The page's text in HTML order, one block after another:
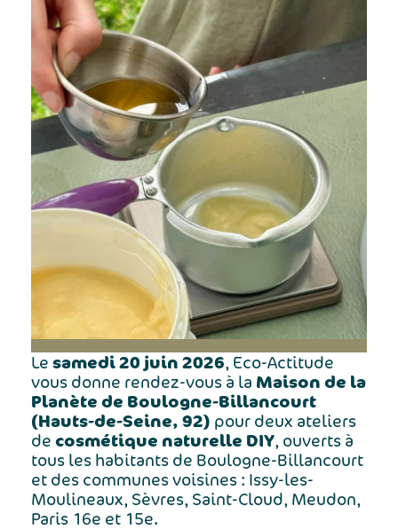
Le samedi 20 juin 2026, Eco-Actitude
vous donne rendez-vous à la Maison de la
Planète de Boulogne-Billancourt
(Hauts-de-Seine, 92) pour deux ateliers
de cosmétique naturelle DIY, ouverts à
tous les habitants de Boulogne-Billancourt
et des communes voisines : Issy-les-
Moulineaux, Sèvres, Saint-Cloud, Meudon,
Paris 16e et 15e.